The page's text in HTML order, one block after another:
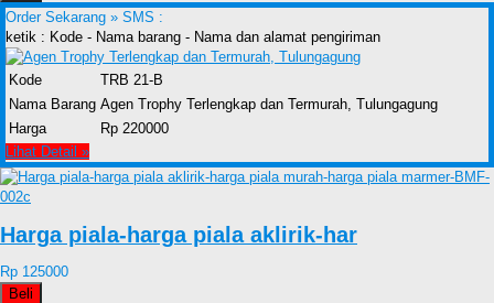
Order Sekarang » SMS :
ketik : Kode - Nama barang - Nama dan alamat pengiriman
Kode
TRB 21-B
Nama Barang Agen Trophy Terlengkap dan Termurah, Tulungagung
Harga
Rp 220000
Lihat Detail »
Harga piala-harga piala aklirik-har
Rp 125000
Beli